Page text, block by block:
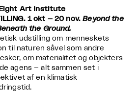
Art Institute
1 okt – 20 nov.Beyond the
the Ground.
udstilling om menneskets
til naturen såvel som andre
om materialitet og objekters
agens – alt sammen set i
af en klimatisk